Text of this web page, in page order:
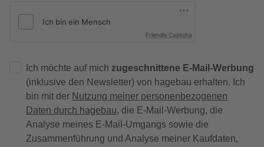
Friendly Captcha
Ich möchte auf mich zugeschnittene E-Mail-Werbung
(inklusive den Newsletter) von hagebau erhalten. Ich
bin mit der Nutzung meiner personenbezogenen
Daten durch hagebau, die E-Mail-Werbung, die
Analyse meines E-Mail-Umgangs sowie die
Zusammenführung und Analyse meiner Kaufdaten,